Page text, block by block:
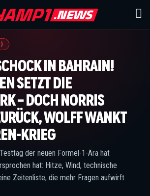
IN BAHRAIN!
SETZT DIE
– DOCH NORRIS
WOLFF WANKT
KRIEG
der neuen Formel-1-Ära hat
hat: Hitze, Wind, technische
Zeitenliste, die mehr Fragen aufwirft